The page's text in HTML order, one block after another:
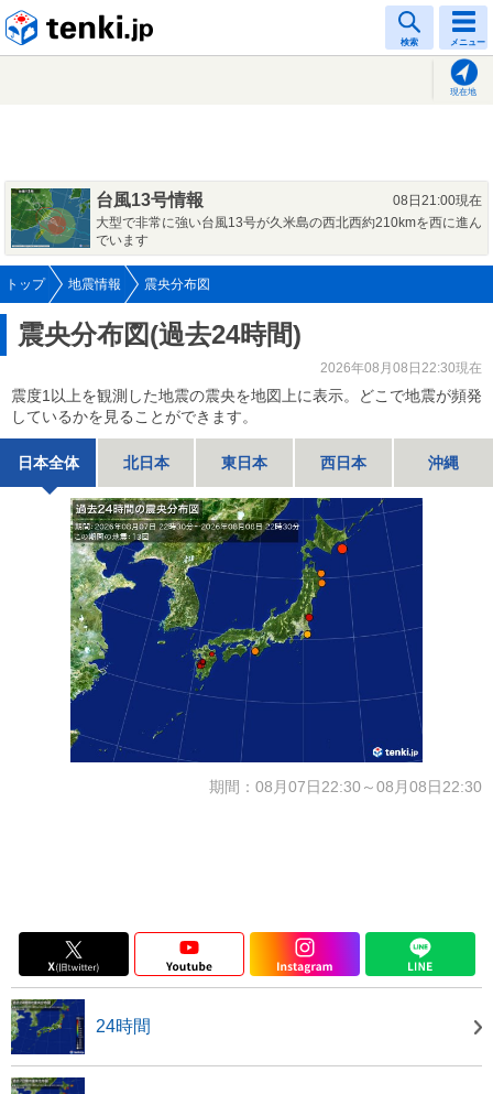
検索 メニュー
現在地
台風13号情報
08日21:00現在
大型で非常に強い台風13号が久米島の西北西約210kmを西に進ん
でいます
トップ 地震情報 震央分布図
震央分布図(過去24時間)
2026年08月08日22:30現在
震度1以上を観測した地震の震央を地図上に表示。どこで地震が頻発
しているかを見ることができます。
日本全体 北日本 東日本 西日本 沖縄
期間：08月07日22:30～08月08日22:30
24時間